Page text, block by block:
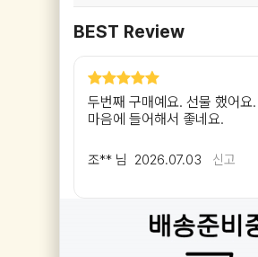
BEST Review
두번째 구매예요. 선물 했어요.
마음에 들어해서 좋네요.
조** 님 2026.07.03 신고